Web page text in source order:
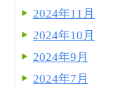
2024年11月
2024年10月
2024年9月
2024年7月